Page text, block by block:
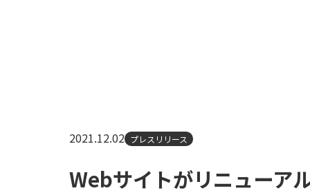
2021.12.02 プレスリリース
Webサイトがリニューア